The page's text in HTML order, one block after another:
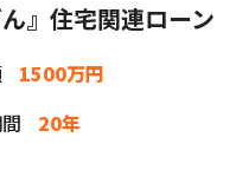
ん』住宅関連ローン
1500万円
20年